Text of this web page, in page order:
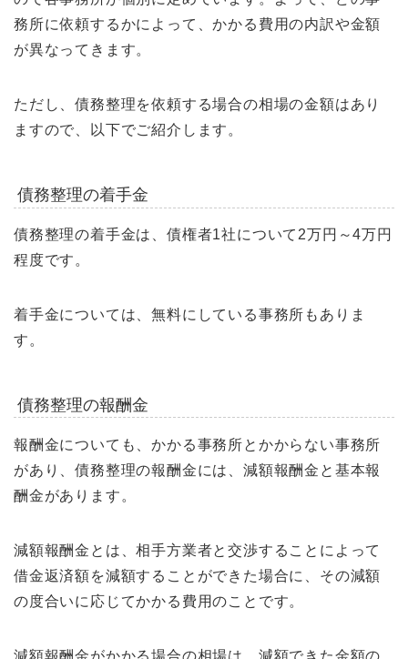
務所に依頼するかによって、かかる費用の内訳や金額
が異なってきます。
ただし、債務整理を依頼する場合の相場の金額はあり
ますので、以下でご紹介します。
債務整理の着手金
債務整理の着手金は、債権者1社について2万円～4万円
程度です。
着手金については、無料にしている事務所もありま
す。
債務整理の報酬金
報酬金についても、かかる事務所とかからない事務所
があり、債務整理の報酬金には、減額報酬金と基本報
酬金があります。
減額報酬金とは、相手方業者と交渉することによって
借金返済額を減額することができた場合に、その減額
の度合いに応じてかかる費用のことです。